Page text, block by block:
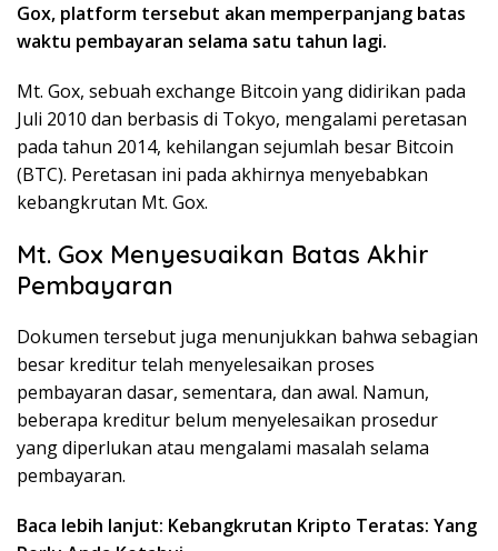
Gox, platform tersebut akan memperpanjang batas
waktu pembayaran selama satu tahun lagi.
Mt. Gox, sebuah exchange Bitcoin yang didirikan pada
Juli 2010 dan berbasis di Tokyo, mengalami peretasan
pada tahun 2014, kehilangan sejumlah besar Bitcoin
(BTC). Peretasan ini pada akhirnya menyebabkan
kebangkrutan Mt. Gox.
Mt. Gox Menyesuaikan Batas Akhir
Pembayaran
Dokumen tersebut juga menunjukkan bahwa sebagian
besar kreditur telah menyelesaikan proses
pembayaran dasar, sementara, dan awal. Namun,
beberapa kreditur belum menyelesaikan prosedur
yang diperlukan atau mengalami masalah selama
pembayaran.
Baca lebih lanjut: Kebangkrutan Kripto Teratas: Yang